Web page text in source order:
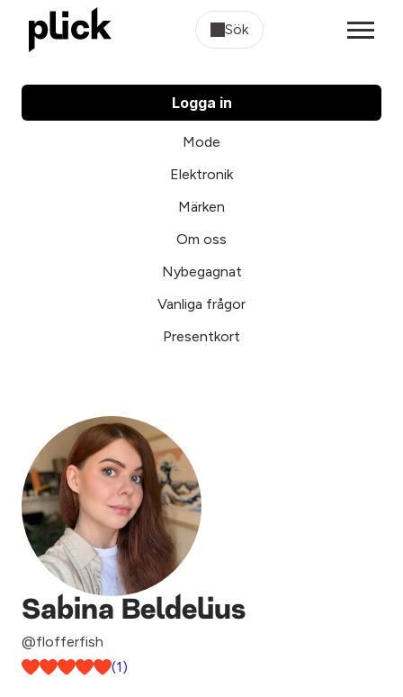
Sök
Logga in
Mode
Elektronik
Märken
Om oss
Nybegagnat
Vanliga frågor
Presentkort
Sabina Beldelius
@flofferfish
(1)